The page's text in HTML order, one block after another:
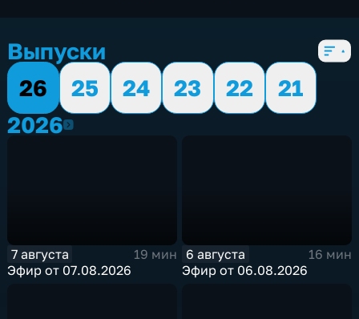
Выпуски
26
25 24 23 22
21
20262026
7 августа
19 мин
Эфир от 07.08.2026
6 августа
16 мин
Эфир от 06.08.2026